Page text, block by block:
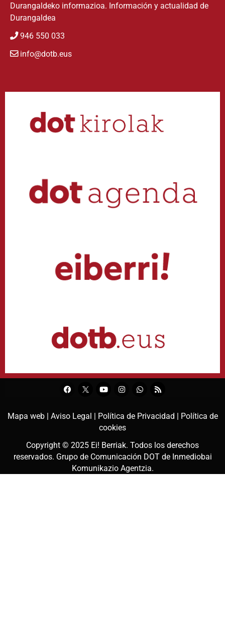
Durangaldeko informazioa. Información y actualidad de
Durangaldea
946 550 033
info@dotb.eus
Mapa web | Aviso Legal | Política de Privacidad |
Política de
cookies
Copyright © 2025 Ei! Berriak. Todos los derechos
reservados. Grupo de Comunicación DOT de Inmediobai
Komunikazio Agentzia.